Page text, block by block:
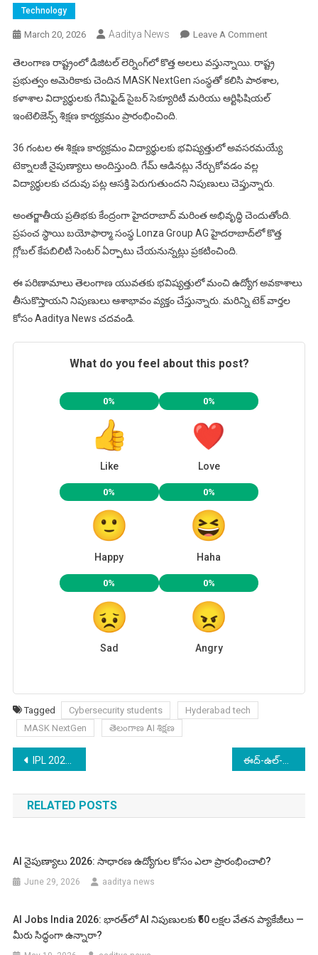
Technology
March 20, 2026 Aaditya News Leave A CommentOn
విద్యార్థులకు
AI
&
శిక్షణ
స్కూల్
టెక్
నైపుణ్యాలు!
తెలంగాణ రాష్ట్రంలో డిజిటల్ లెర్నింగ్‌లో కొత్త అలలు వస్తున్నాయి. రాష్ట్ర
ప్రభుత్వం అమెరికాకు చెందిన MASK NextGen సంస్థతో కలిసి పాఠశాల,
కళాశాల విద్యార్థులకు గేమిఫైడ్ సైబర్ సెక్యూరిటీ మరియు ఆర్టిఫిషియల్
ఇంటెలిజెన్స్ శిక్షణ కార్యక్రమం ప్రారంభించింది.
36 గంటల ఈ శిక్షణ కార్యక్రమం విద్యార్థులకు భవిష్యత్తులో అవసరమయ్యే
టెక్నాలజీ నైపుణ్యాలు అందిస్తుంది. గేమ్ ఆడినట్లు నేర్చుకోవడం వల్ల
విద్యార్థులకు చదువు పట్ల ఆసక్తి పెరుగుతుందని నిపుణులు చెప్తున్నారు.
అంతర్జాతీయ ప్రతిభకు కేంద్రంగా హైదరాబాద్ మరింత అభివృద్ధి చెందుతోంది.
ప్రపంచ స్థాయి బయోఫార్మా సంస్థ Lonza Group AG హైదరాబాద్‌లో కొత్త
గ్లోబల్ కేపబిలిటీ సెంటర్ ఏర్పాటు చేయనున్నట్లు ప్రకటించింది.
ఈ పరిణామాలు తెలంగాణ యువతకు భవిష్యత్తులో మంచి ఉద్యోగ అవకాశాలు
తీసుకొస్తాయని నిపుణులు ఆశాభావం వ్యక్తం చేస్తున్నారు. మరిన్ని టెక్ వార్తల
కోసం Aaditya News చదవండి.
What do you feel about this post?
0%
Like
0%
Love
0%
Happy
0%
Haha
0%
Sad
0%
Angry
Tagged Cybersecurity students
Hyderabad tech
MASK NextGen
తెలంగాణ AI శిక్షణ
Post
navigation
IPL 2026 మొదలైంది – తొలి మ్యాచ్‌లు లైవ్‌గా చూడండి ఇలా!
RELATED POSTS
AI నైపుణ్యాలు 2026: సాధారణ ఉద్యోగుల కోసం ఎలా ప్రారంభించాలి?
June 29, 2026 aaditya news
AI Jobs India 2026: భారత్‌లో AI నిపుణులకు ₹50 లక్షల వేతన ప్యాకేజీలు —
మీరు సిద్ధంగా ఉన్నారా?